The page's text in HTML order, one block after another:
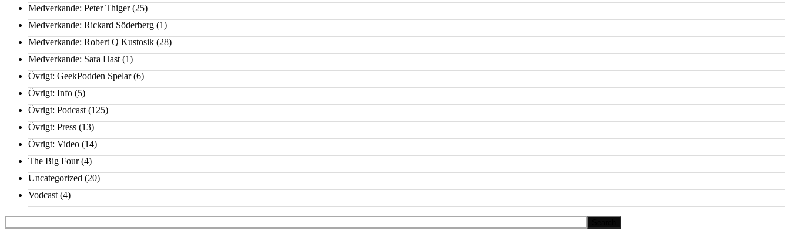
Medverkande: Peter Thiger(25)
Medverkande: Rickard Söderberg (1)
Medverkande: Robert Q Kustosik (28)
Medverkande: Sara Hast (1)
Övrigt: GeekPodden Spelar(6)
Övrigt: Info (5)
Övrigt: Podcast (125)
Övrigt: Press (13)
Övrigt: Video (14)
The Big Four(4)
Uncategorized (20)
Vodcast (4)